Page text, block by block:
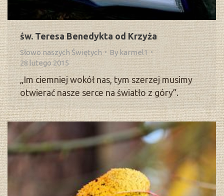
św. Teresa Benedykta od Krzyża
Słowo naszych Świętych By karmel1
28 lutego 2015
„Im ciemniej wokół nas, tym szerzej musimy
otwierać nasze serce na światło z góry”.